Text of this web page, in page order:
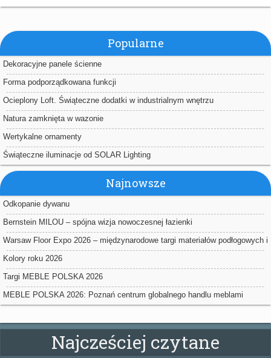
Popularne
Dekoracyjne panele ścienne
Forma podporządkowana funkcji
Ocieplony Loft. Świąteczne dodatki w industrialnym wnętrzu
Natura zamknięta w wazonie
Wertykalne ornamenty
Świąteczne iluminacje od SOLAR Lighting
Najnowsze
Odkopanie dywanu
Bernstein MILOU – spójna wizja nowoczesnej łazienki
Warsaw Floor Expo 2026 – międzynarodowe targi materiałów podłogowych i
powierzchniowych w Nadarzynie
Kolory roku 2026
Targi MEBLE POLSKA 2026
MEBLE POLSKA 2026: Poznań centrum globalnego handlu meblami
Najcześciej czytane